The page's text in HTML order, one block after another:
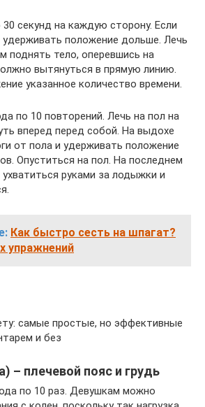
секунд на каждую сторону. Если
положение дольше. Лечь
поднять тело, оперевшись на
вытянуться в прямую линию.
указанное количество времени.
по 10 повторений. Лечь на пол на
вперед перед собой. На выдохе
от пола и удерживать положение
Опуститься на пол. На последнем
руками за лодыжки и
Как быстро сесть на шпагат?
упражнений
самые простые, но эффективные
и без
– плечевой пояс и грудь
по 10 раз. Девушкам можно